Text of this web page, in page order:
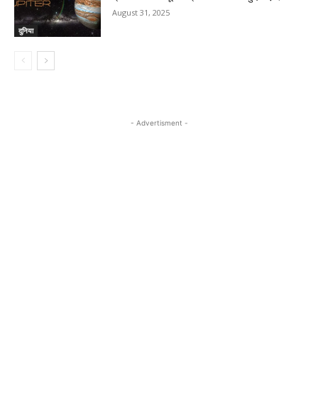
दुनिया
August 31, 2025
- Advertisment -